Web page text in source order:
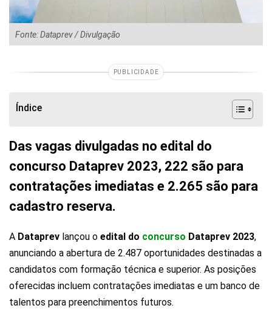
Fonte: Dataprev / Divulgação
PUBLICIDADE
Índice
Das vagas divulgadas no edital do
concurso Dataprev 2023, 222 são para
contratações imediatas e 2.265 são para
cadastro reserva.
A Dataprev lançou o edital do concurso Dataprev 2023,
anunciando a abertura de 2.487 oportunidades destinadas a
candidatos com formação técnica e superior. As posições
oferecidas incluem contratações imediatas e um banco de
talentos para preenchimentos futuros.